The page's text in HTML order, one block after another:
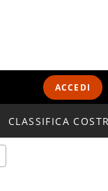
ACCEDI
CLASSIFICA